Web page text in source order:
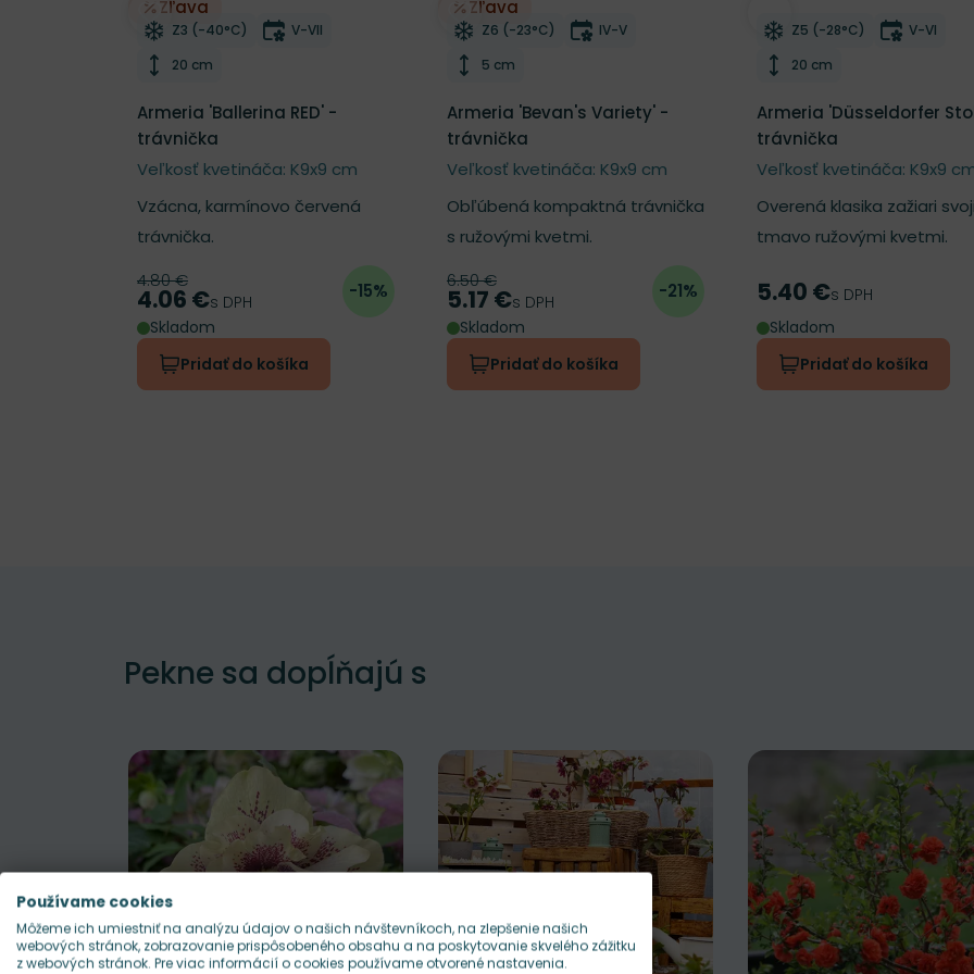
Zľava
Odober do zoznamu želaní
Mrazuvzdornosť
Z3 (-40°C) Doba kvitnutia
V-VII
Výška rastliny
20 cm
Armeria 'Ballerina RED' -
trávnička
Veľkosť kvetináča: K9x9 cm
Vzácna, karmínovo červená
trávnička.
Pôvodná cena
4.80 €
Cena
4.06 €s DPH -15%
Skladom
Pridať do košíka
Zľava
Odober do zoznamu želaní
Mrazuvzdornosť
Z6 (-23°C) Doba kvitnutia
IV-V
Výška rastliny
5 cm
Armeria 'Bevan's Variety' -
trávnička
Veľkosť kvetináča: K9x9 cm
Obľúbená kompaktná trávnička
s ružovými kvetmi.
Pôvodná cena
6.50 €
Cena
5.17 €s DPH -21%
Skladom
Pridať do košíka
Odober do zoznamu želaní
Mrazuvzdornosť
Z5 (-28°C) Doba
V-VI
Výška rastliny
20 cm
Armeria 'Düsseldorfer
trávnička
Veľkosť kvetináča: K9x9
Overená klasika zažiari
tmavo ružovými kvetmi.
Cena
5.40 €s DPH
Skladom
Pridať do košíka
Pekne sa dopĺňajú s
Používame cookies
Môžeme ich umiestniť na analýzu údajov o našich návštevníkoch, na zlepšenie našich
webových stránok, zobrazovanie prispôsobeného obsahu a na poskytovanie skvelého zážitku
z webových stránok. Pre viac informácií o cookies používame otvorené nastavenia.